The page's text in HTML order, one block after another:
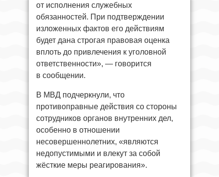
от исполнения служебных
обязанностей. При подтверждении
изложенных фактов его действиям
будет дана строгая правовая оценка
вплоть до привлечения к уголовной
ответственности», — говорится
в сообщении.
В МВД подчеркнули, что
противоправные действия со стороны
сотрудников органов внутренних дел,
особенно в отношении
несовершеннолетних, «являются
недопустимыми и влекут за собой
жёсткие меры реагирования».